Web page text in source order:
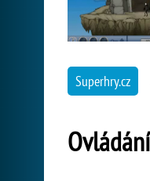
Superhry.cz